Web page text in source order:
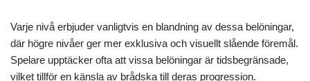
Varje nivå erbjuder vanligtvis en blandning av dessa belöningar,
där högre nivåer ger mer exklusiva och visuellt slående föremål.
Spelare upptäcker ofta att vissa belöningar är tidsbegränsade,
vilket tillför en känsla av brådska till deras progression.